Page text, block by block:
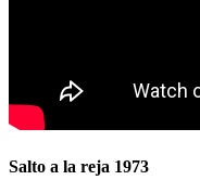
Salto a la reja 1973